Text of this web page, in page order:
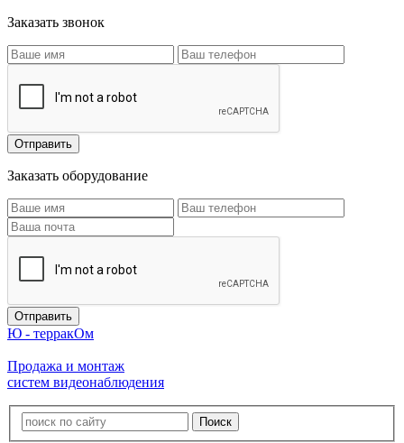
Заказать звонок
Заказать оборудование
Ю - терракОм
Продажа и монтаж
систем видеонаблюдения